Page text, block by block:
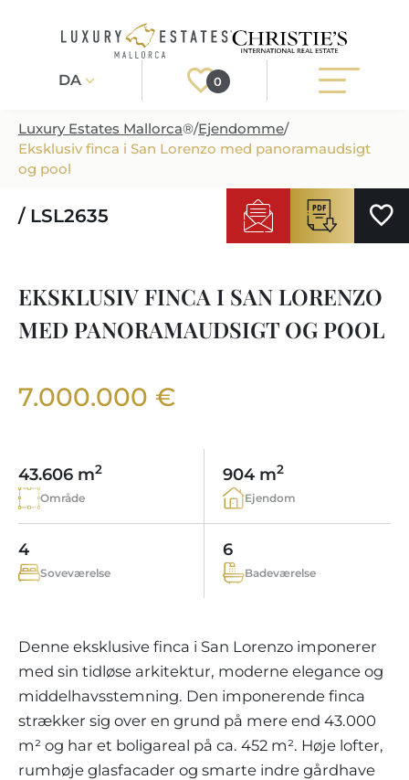
DA 0
Registrér Login
EJENDOMME
PROJEKTUDVIKLING PÅ MALLORCA
NYBYGGEDE VILLAER
LEJLIGHEDSKOMPLEKSER
SERVICE
LIVE VIDEO TOUR
SKATTER OG EKSTRAOMKOSTNINGER
ENERGICERTIFIKAT
EJENDOMSMAEGLER-I-PORT-ANDRATX
VORES TEAM
KUNDEUDTALELSER
UAFHÆNGIG EJENDOMSMÆGLER
EJENDOMSREGIONER
REGION SANTA PONSA
REGION PORTALS
MALLORCA LIFESTYLE
KULINARISK MALLORCA
SHOPPING PÅ MALLORCA
FRITIDSAKTIVITETER PÅ MALLORCA
CHRISTIE'S REAL ESTATE
KONTAKT
Luxury Estates Mallorca®/Ejendomme/
Eksklusiv finca i San Lorenzo med panoramaudsigt
og pool
/ LSL2635
EKSKLUSIV FINCA I SAN LORENZO
MED PANORAMAUDSIGT OG POOL
7.000.000 €
43.606 m2
Område
904 m2
Ejendom
4
Soveværelse
6
Badeværelse
Denne eksklusive finca i San Lorenzo imponerer
med sin tidløse arkitektur, moderne elegance og
middelhavsstemning. Den imponerende finca
strækker sig over en grund på mere end 43.000
m² og har et boligareal på ca. 452 m². Høje lofter,
rumhøje glasfacader og smarte indre gårdhave